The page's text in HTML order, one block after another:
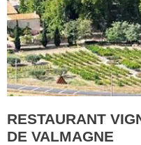
RESTAURANT
DE VALMAGNE